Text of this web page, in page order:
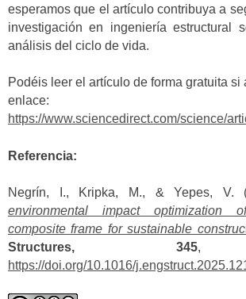
esperamos que el artículo contribuya a
investigación en ingeniería estructural
análisis del ciclo de vida.
Podéis leer el artículo de forma gratuita si
enlace:
https://www.sciencedirect.com/science/
Referencia:
Negrín, I., Kripka, M., & Yepes, V.
environmental impact optimization
composite frame for sustainable
Structures, 345,
https://doi.org/10.1016/